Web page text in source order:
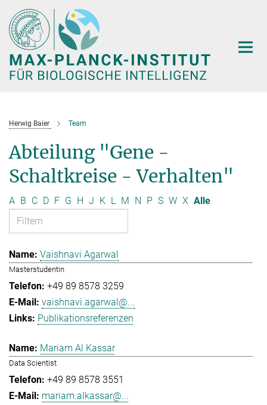
Hauptinhalt
Herwig Baier Team
Abteilung "Gene -
Schaltkreise - Verhalten"
A B C D F G H J K L M N P S W X Alle
Vaishnavi Agarwal
Masterstudentin
+49 89 8578 3259
vaishnavi.agarwal@...
Publikationsreferenzen
Mariam Al Kassar
Data Scientist
+49 89 8578 3551
mariam.alkassar@...